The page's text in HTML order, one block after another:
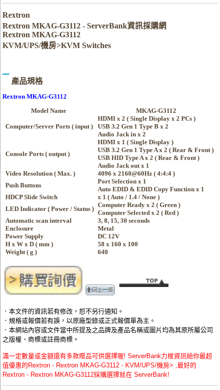
Rextron
Rextron MKAG-G3112 - ServerBank資訊採購網
Rextron MKAG-G3112
KVM/UPS/機房>KVM Switches
產品規格
Rextron MKAG-G3112
Model Name
MKAG-G3112
Computer/Server Ports ( input )
HDMI x 2 ( Single Display x 2 PCs )
USB 3.2 Gen 1 Type B x 2
Audio Jack in x 2
Console Ports ( output )
HDMI x 1 ( Single Display )
USB 3.2 Gen 1 Type A x 2 ( Rear & Front )
USB HID Type A x 2 ( Rear & Front )
Audio Jack out x 1
Video Resolution ( Max. )
4096 x 2160@60Hz ( 4:4:4 )
Push Buttons
Port Selection x 1
Auto EDID & EDID Copy Function x 1
HDCP Slide Switch
x 1 ( Auto / 1.4 / None )
LED Indicator ( Power / Status )
Computer Ready x 2 ( Green )
Computer Selected x 2 ( Red )
Automatic scan interval
3, 8, 15, 30 seconds
Enclosure
Metal
Power Supply
DC 12V
H x W x D ( mm )
58 x 160 x 100
Weight ( g )
640
．本文件的資訊若有修改，恕不另行通知。
．規格或報價若有誤，以原廠型錄或正式報價單為主。
．本網站內容或文件當中所提及之品牌及產品名稱或圖片均為其原所屬公司
之版權、商標或註冊商標。
滿一定數量或金額還有多款贈品可供選擇喔! ServerBank力梭資訊給你最超
值優惠的Rextron - Rextron MKAG-G3112 - KVM/UPS/機房> ,最好的
Rextron - Rextron MKAG-G3112採購選擇就在 ServerBank!